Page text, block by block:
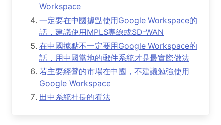
Workspace
一定要在中國據點使用Google Workspace的
話，建議使用MPLS專線或SD-WAN
在中國據點不一定要用Google Workspace的
話，用中國當地的郵件系統才是最實際做法
若主要經營的市場在中國，不建議勉強使用
Google Workspace
田中系統社長的看法